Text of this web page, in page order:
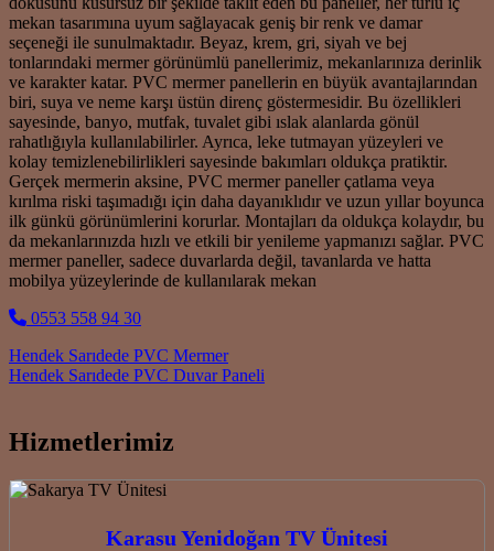
mekan tasarımına uyum sağlayacak geniş bir renk ve damar
seçeneği ile sunulmaktadır. Beyaz, krem, gri, siyah ve bej
tonlarındaki mermer görünümlü panellerimiz, mekanlarınıza derinlik
ve karakter katar. PVC mermer panellerin en büyük avantajlarından
biri, suya ve neme karşı üstün direnç göstermesidir. Bu özellikleri
sayesinde, banyo, mutfak, tuvalet gibi ıslak alanlarda gönül
rahatlığıyla kullanılabilirler. Ayrıca, leke tutmayan yüzeyleri ve
kolay temizlenebilirlikleri sayesinde bakımları oldukça pratiktir.
Gerçek mermerin aksine, PVC mermer paneller çatlama veya
kırılma riski taşımadığı için daha dayanıklıdır ve uzun yıllar boyunca
ilk günkü görünümlerini korurlar. Montajları da oldukça kolaydır, bu
da mekanlarınızda hızlı ve etkili bir yenileme yapmanızı sağlar. PVC
mermer paneller, sadece duvarlarda değil, tavanlarda ve hatta
mobilya yüzeylerinde de kullanılarak mekan
0553 558 94 30
Post navigation
Hendek Sarıdede PVC Mermer
Hendek Sarıdede PVC Duvar Paneli
Hizmetlerimiz
Karasu Yenidoğan TV Ünitesi